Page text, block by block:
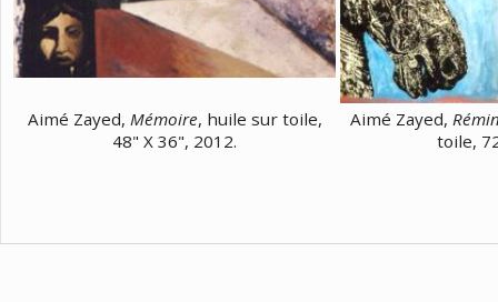
Aimé Zayed, Mémoire, huile sur toile,
48" X 36", 2012.
Aimé Zayed,
toile,